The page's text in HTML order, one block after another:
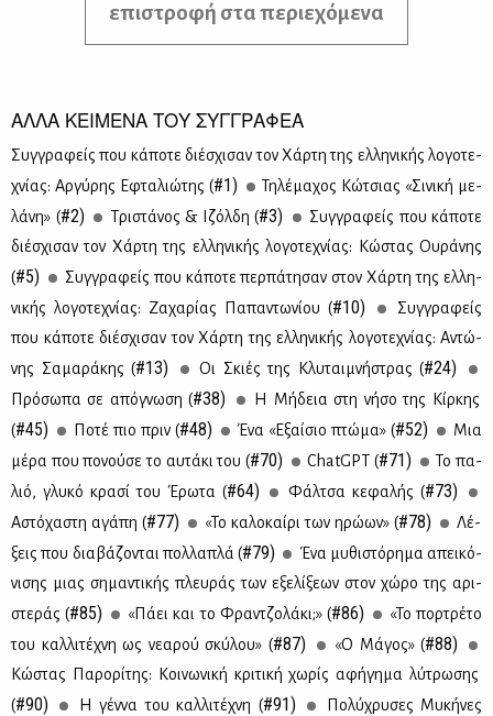
επιστροφή στα περιεχόμενα
ΑΛΛΑ ΚΕΙΜΕΝΑ ΤΟΥ ΣΥΓΓΡΑΦΕΑ
Συγ­γρα­φείς που κά­πο­τε διέ­σχι­σαν τον Χάρ­τη της ελ­λη­νι­κής λο­γο­τε­
χνί­ας: Αρ­γύ­ρης Εφτα­λιώ­της (#1)
Τη­λέ­μα­χος Κώ­τσιας «Σι­νι­κή με­
λά­νη» (#2) Τρι­στά­νος & Ιζόλ­δη (#3)
Συγ­γρα­φείς που κά­πο­τε
διέ­σχι­σαν τον Χάρ­τη της ελ­λη­νι­κής λο­γο­τε­χνί­ας: Κώ­στας Ου­ρά­νης
(#5)
Συγ­γρα­φείς που κά­πο­τε περ­πά­τη­σαν στον Χάρ­τη της ελ­λη­
νι­κής λο­γο­τε­χνί­ας: Ζα­χα­ρί­ας Πα­πα­ντω­νί­ου (#10)
Συγ­γρα­φείς
που κά­πο­τε διέ­σχι­σαν τον Χάρ­τη της ελ­λη­νι­κής λο­γο­τε­χνί­ας: Aντώ­
νης Σα­μα­ρά­κης (#13) Οι Σκιές της Κλυ­ται­μνή­στρας (#24)
Πρό­σω­πα σε από­γνω­ση (#38)
Η Μή­δεια στη νή­σο της Κίρ­κης
(#45) Πο­τέ πιο πριν (#48) Ένα «Εξαί­σιο πτώ­μα» (#52)
Μια
μέ­ρα που πο­νού­σε το αυ­τά­κι του (#70) ChatGPT (#71)
Το πα­
λιό, γλυ­κό κρα­σί του Έρω­τα (#64) Φάλ­τσα κε­φα­λής (#73)
Αστό­χα­στη αγά­πη (#77) «Το κα­λο­καί­ρι των ηρώ­ων» (#78)
Λέ­
ξεις που δια­βά­ζο­νται πολ­λα­πλά (#79)
Ένα μυ­θι­στό­ρη­μα απει­κό­
νι­σης μιας ση­μα­ντι­κής πλευ­ράς των εξε­λί­ξε­ων στον χώ­ρο της αρι­
στε­ράς (#85) «Πά­ει και το Φραν­τζο­λά­κι;» (#86)
«Το πορ­τρέ­το
του καλ­λι­τέ­χνη ως νε­α­ρού σκύ­λου» (#87) «Ο Μά­γος» (#88)
Κώ­στας Πα­ρο­ρί­της: Κοι­νω­νι­κή κρι­τι­κή χω­ρίς αφή­γη­μα λύ­τρω­σης
(#90) Η γέν­να του καλ­λι­τέ­χνη (#91)
Πο­λύ­χρυ­σες Μυ­κή­νες